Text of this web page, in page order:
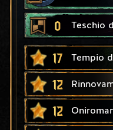
0 Teschio
17 Tempio
12
12